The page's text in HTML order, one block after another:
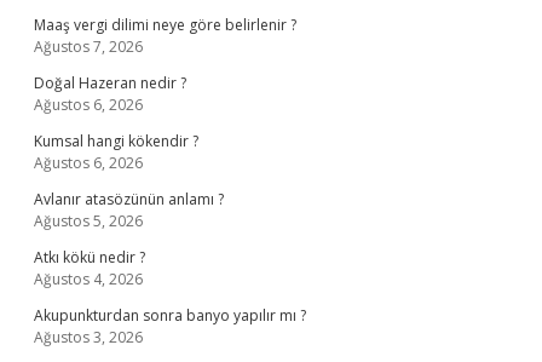
Maaş vergi dilimi neye göre belirlenir ?
Ağustos 7, 2026
Doğal Hazeran nedir ?
Ağustos 6, 2026
Kumsal hangi kökendir ?
Ağustos 6, 2026
Avlanır atasözünün anlamı ?
Ağustos 5, 2026
Atkı kökü nedir ?
Ağustos 4, 2026
Akupunkturdan sonra banyo yapılır mı ?
Ağustos 3, 2026